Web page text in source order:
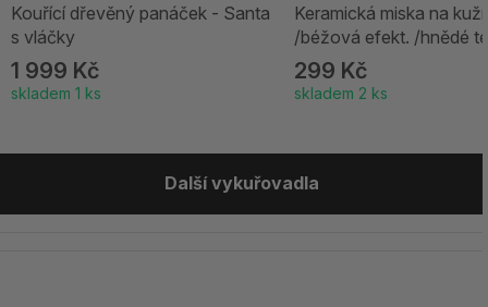
Kouřící dřevěný panáček - Santa
s vláčky
1 999 Kč
skladem 1 ks
Keramická miska na
/béžová efekt. /hnědé
299 Kč
skladem 2 ks
Další vykuřovadla